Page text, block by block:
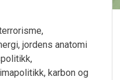
jordens anatomi
karbon og